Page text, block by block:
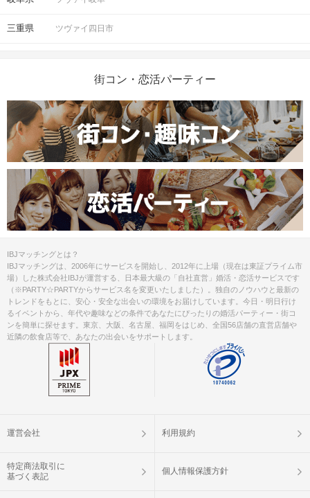
三重県 ツヴァイ四日市
街コン・恋活パーティー
IBJマッチングとは？
IBJマッチングは、2006年にサービスを開始し、2012年に上場（現在は東証プライム市
場）した株式会社IBJが運営する、日本最大級の「自社直営」婚活・恋活サービスです
（※PARTY☆PARTYからサービス名を変更いたしました）。独自のノウハウと最新の
トレンドをもとに、安心・安全な出会いの環境をお届けしています。今日・明日行け
るイベントから、年代や趣味などの条件であなたにぴったりの婚活パーティー・街コ
ンを簡単に探せます。東京、大阪、名古屋、福岡をはじめ、全国56店舗の直営店舗や
近隣の飲食店等で、あなたの出会いをサポートします。
運営会社 利用規約
特定商法取引に
基づく表記
個人情報保護方針